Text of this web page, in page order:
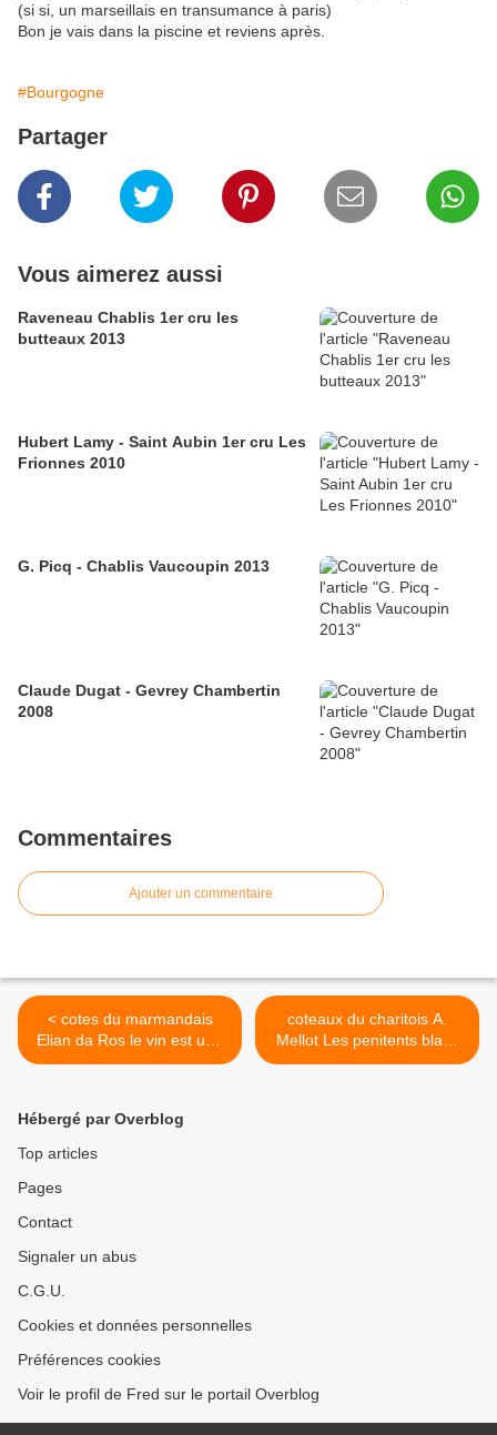
(si si, un marseillais en transumance à paris)
Bon je vais dans la piscine et reviens après.
#Bourgogne
Partager
Vous aimerez aussi
Raveneau Chablis 1er cru les
butteaux 2013
Hubert Lamy - Saint Aubin 1er cru Les
Frionnes 2010
G. Picq - Chablis Vaucoupin 2013
Claude Dugat - Gevrey Chambertin
2008
Commentaires
Ajouter un commentaire
< cotes du marmandais
Elian da Ros le vin est une
fete 2005
coteaux du charitois A.
Mellot Les penitents blanc
2005 >
Hébergé par Overblog
Top articles
Pages
Contact
Signaler un abus
C.G.U.
Cookies et données personnelles
Préférences cookies
Voir le profil de Fred sur le portail Overblog